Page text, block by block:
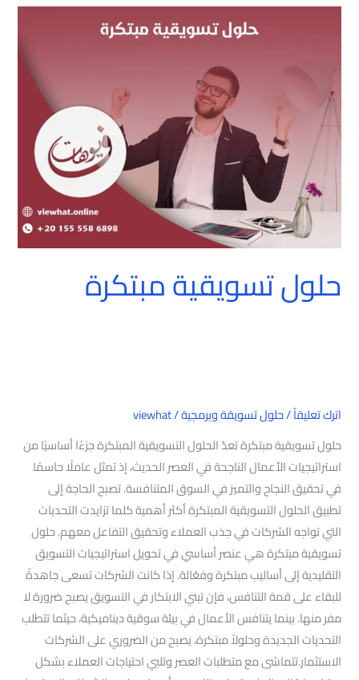
حلول تسويقية مبتكرة
اترك تعليقاً/حلول تسويقة وبرمجية/
viewhat
حلول تسويقية مبتكرة تعدّ الحلول التسويقية المبتكرة جزءًا أساسيًا من
استراتيجيات الأعمال الناجحة في العصر الحديث، إذ تمثل عاملًا حاسمًا
في تحقيق النجاح والتميز في السوق المتنافسة. تصبح الحاجة إلى
تطبيق الحلول التسويقية المبتكرة أكثر أهمية كلما تزايدت التحديات
التي تواجه الشركات في جذب العملاء وتحقيق التفاعل معهم. حلول
تسويقية مبتكرة هي عنصر أساسي في تحويل استراتيجيات التسويق
التقليدية إلى أساليب مبتكرة وفعّالة. إذا كانت الشركات تسعى جاهدةً
للبقاء على قمة التنافس، فإن تبني الابتكار في التسويق يصبح ضرورة لا
مفر منها. بينما يتنافس الأعمال في بيئة سوقية ديناميكية، حيثما تتطلب
التحديات الجديدة وحلولاً مبتكرة، يصبح من الضروري على الشركات
الاستثمار.تتماشى مع متطلبات العصر وتلبي احتياجات العملاء بشكل